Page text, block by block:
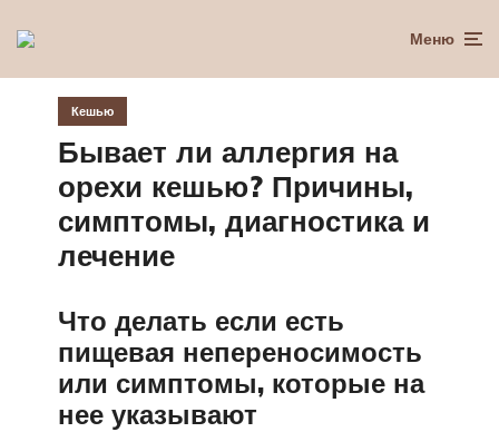
Меню
Кешью
Бывает ли аллергия на
орехи кешью? Причины,
симптомы, диагностика и
лечение
Что делать если есть
пищевая непереносимость
или симптомы, которые на
нее указывают